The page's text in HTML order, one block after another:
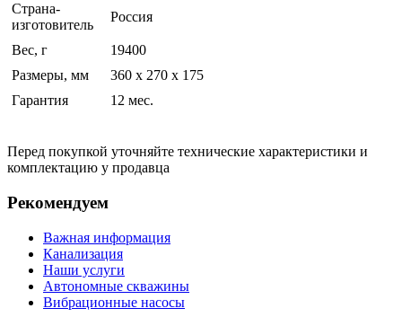
Страна-
изготовитель
Россия
Вес, г
19400
Размеры, мм
360 х 270 х 175
Гарантия
12 мес.
Перед покупкой уточняйте технические характеристики и
комплектацию у продавца
Рекомендуем
Важная информация
Канализация
Наши услуги
Автономные скважины
Вибрационные насосы